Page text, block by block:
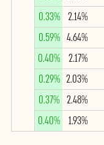
2.14%
0.33%
4.64%
0.59%
2.17%
0.40%
2.03%
0.29%
2.48%
0.37%
1.93%
0.40%